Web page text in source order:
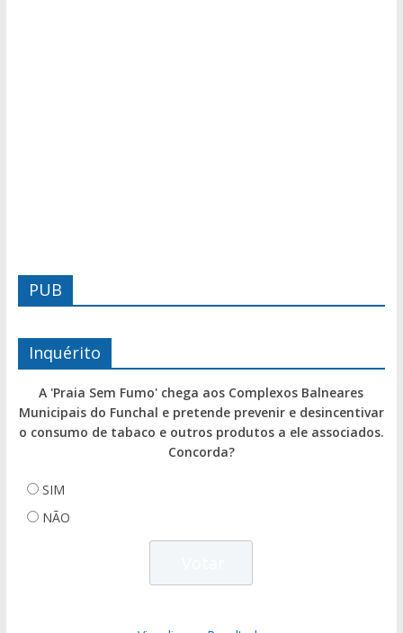
PUB
Inquérito
A 'Praia Sem Fumo' chega aos Complexos Balneares
Municipais do Funchal e pretende prevenir e desincentivar
o consumo de tabaco e outros produtos a ele associados.
Concorda?
SIM
NÃO